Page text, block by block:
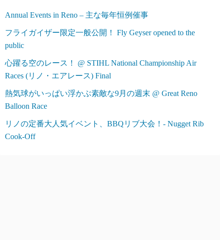
Annual Events in Reno – 主な毎年恒例催事
フライガイザー限定一般公開！ Fly Geyser opened to the
public
心躍る空のレース！ @ STIHL National Championship Air
Races (リノ・エアレース) Final
熱気球がいっぱい浮かぶ素敵な9月の週末 @ Great Reno
Balloon Race
リノの定番大人気イベント、BBQリブ大会！- Nugget Rib
Cook-Off